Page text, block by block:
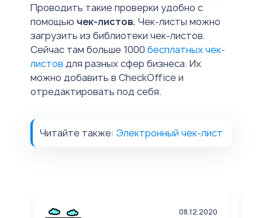
Проводить такие проверки удобно с
помощью чек-листов. Чек-листы можно
загрузить из библиотеки чек-листов.
Сейчас там больше 1000 бесплатных чек-
листов для разных сфер бизнеса. Их
можно добавить в CheckOffice и
отредактировать под себя.
Читайте также: Электронный чек-лист
08.12.2020